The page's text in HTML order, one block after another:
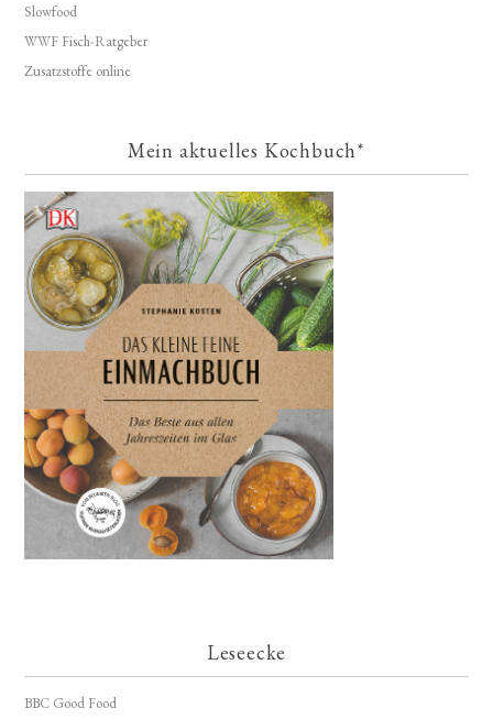
Slowfood
WWF Fisch-Ratgeber
Zusatzstoffe online
Mein aktuelles Kochbuch*
Leseecke
BBC Good Food